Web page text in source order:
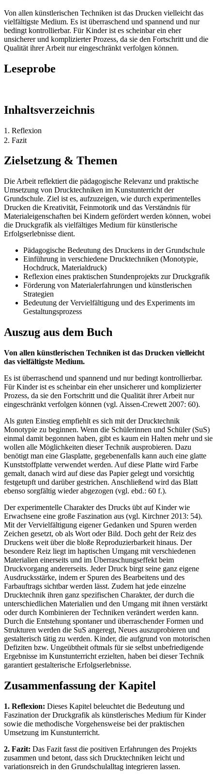
Von allen künstlerischen Techniken ist das Drucken vielleicht das
vielfältigste Medium. Es ist überraschend und spannend und nur
bedingt kontrollierbar. Für Kinder ist es scheinbar ein eher
unsicherer und komplizierter Prozess, da sie den Fortschritt und die
Qualität ihrer Arbeit nur eingeschränkt verfolgen können.
Leseprobe
Inhaltsverzeichnis
1. Reflexion
2. Fazit
Zielsetzung & Themen
Die Arbeit reflektiert die pädagogische Relevanz und praktische
Umsetzung von Drucktechniken im Kunstunterricht der
Grundschule. Ziel ist es, aufzuzeigen, wie durch experimentelles
Drucken die Kreativität, Feinmotorik und das Verständnis für
Materialeigenschaften bei Kindern gefördert werden können, wobei
die Druckgrafik als vielfältiges Medium für künstlerische
Erfolgserlebnisse dient.
Pädagogische Bedeutung des Druckens in der Grundschule
Einführung in verschiedene Drucktechniken (Monotypie,
Hochdruck, Materialdruck)
Reflexion eines praktischen Stundenprojekts zur Druckgrafik
Förderung von Materialerfahrungen und künstlerischen
Strategien
Bedeutung der Vervielfältigung und des Experiments im
Gestaltungsprozess
Auszug aus dem Buch
Von allen künstlerischen Techniken ist das Drucken vielleicht
das vielfältigste Medium.
Es ist überraschend und spannend und nur bedingt kontrollierbar.
Für Kinder ist es scheinbar ein eher unsicherer und komplizierter
Prozess, da sie den Fortschritt und die Qualität ihrer Arbeit nur
eingeschränkt verfolgen können (vgl. Aissen-Crewett 2007: 60).
Als guten Einstieg empfiehlt es sich mit der Drucktechnik
Monotypie zu beginnen. Wenn die Schülerinnen und Schüler (SuS)
einmal damit begonnen haben, gibt es kaum ein Halten mehr und sie
wollen alle Möglichkeiten dieser Technik ausprobieren. Dazu
benötigt man eine Glasplatte, gegebenenfalls kann auch eine glatte
Kunststoffplatte verwendet werden. Auf diese Platte wird Farbe
gemalt, danach wird auf diese das Papier gelegt und vorsichtig
festgetupft und darüber gestrichen. Anschließend wird das Blatt
ebenso sorgfältig wieder abgezogen (vgl. ebd.: 60 f.).
Der experimentelle Charakter des Drucks übt auf Kinder wie
Erwachsene eine große Faszination aus (vgl. Kirchner 2013: 54).
Mit der Vervielfältigung eigener Gedanken und Spuren werden
Zeichen gesetzt, ob als Wort oder Bild. Doch geht der Reiz des
Druckens weit über die bloße Reproduzierbarkeit hinaus. Der
besondere Reiz liegt im haptischen Umgang mit verschiedenen
Materialien einerseits und im Überraschungseffekt beim
Druckvorgang andererseits. Jeder Druck birgt seine ganz eigene
Ausdrucksstärke, indem er Spuren des Bearbeitens und des
Farbauftrags sichtbar werden lässt. Zudem hat jede einzelne
Drucktechnik ihren ganz spezifischen Charakter, der durch die
unterschiedlichen Materialien und den Umgang mit ihnen verstärkt
oder durch Kombinieren der Techniken verändert werden kann.
Durch die Entstehung spontaner und überraschender Formen und
Strukturen werden die SuS angeregt, Neues auszuprobieren und
gestalterisch tätig zu werden. Kinder, die aufgrund von motorischen
Defiziten bzw. Ungeübtheit oftmals für sie selbst unbefriedigende
Ergebnisse im Kunstunterricht erzielten, haben bei dieser Technik
garantiert gestalterische Erfolgserlebnisse.
Zusammenfassung der Kapitel
1. Reflexion: Dieses Kapitel beleuchtet die Bedeutung und
Faszination der Druckgrafik als künstlerisches Medium für Kinder
sowie die methodische Vorgehensweise bei der praktischen
Umsetzung im Kunstunterricht.
2. Fazit: Das Fazit fasst die positiven Erfahrungen des Projekts
zusammen und betont, dass sich Drucktechniken leicht und
variationsreich in den Grundschulalltag integrieren lassen.